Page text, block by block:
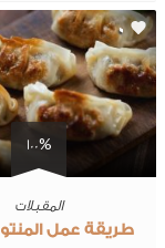
100%
0
المقبلات
طريقة عمل